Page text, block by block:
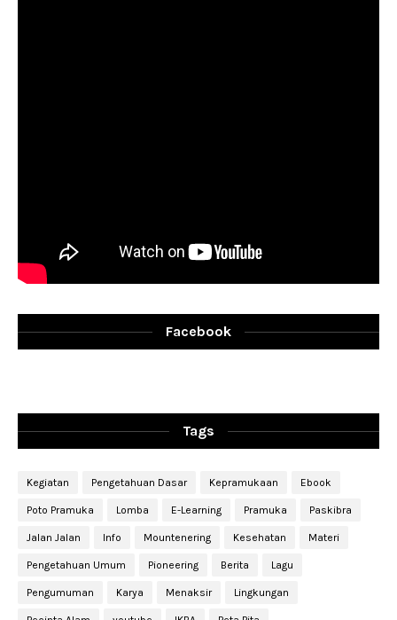
Facebook
Tags
Kegiatan Pengetahuan Dasar Kepramukaan Ebook
Poto Pramuka Lomba E-Learning Pramuka Paskibra
Jalan Jalan Info Mountenering Kesehatan Materi
Pengetahuan Umum Pioneering Berita Lagu
Pengumuman Karya Menaksir Lingkungan